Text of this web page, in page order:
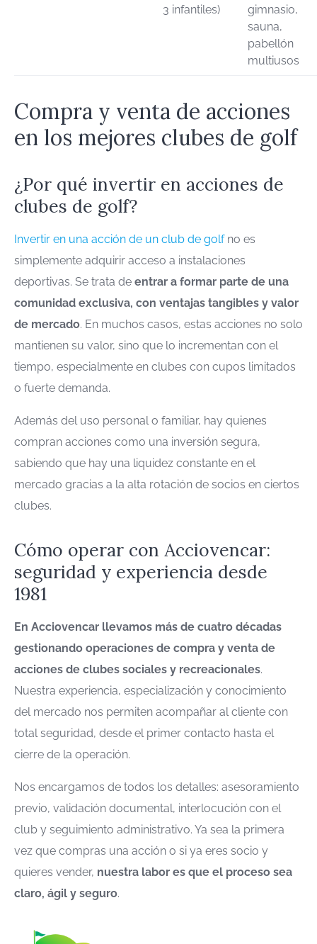
3 infantiles)
gimnasio,
sauna,
pabellón
multiusos
Compra y venta de acciones
en los mejores clubes de golf
¿Por qué invertir en acciones de
clubes de golf?
Invertir en una acción de un club de golfno es
simplemente adquirir acceso a instalaciones
deportivas. Se trata de entrar a formar parte de una
comunidad exclusiva, con ventajas tangibles y valor
de mercado. En muchos casos, estas acciones no solo
mantienen su valor, sino que lo incrementan con el
tiempo, especialmente en clubes con cupos limitados
o fuerte demanda.
Además del uso personal o familiar, hay quienes
compran acciones como una inversión segura,
sabiendo que hay una liquidez constante en el
mercado gracias a la alta rotación de socios en ciertos
clubes.
Cómo operar con Acciovencar:
seguridad y experiencia desde
1981
En Acciovencar llevamos más de cuatro décadas
gestionando operaciones de compra y venta de
acciones de clubes sociales y recreacionales.
Nuestra experiencia, especialización y conocimiento
del mercado nos permiten acompañar al cliente con
total seguridad, desde el primer contacto hasta el
cierre de la operación.
Nos encargamos de todos los detalles: asesoramiento
previo, validación documental, interlocución con el
club y seguimiento administrativo. Ya sea la primera
vez que compras una acción o si ya eres socio y
quieres vender, nuestra labor es que el proceso sea
claro, ágil y seguro.